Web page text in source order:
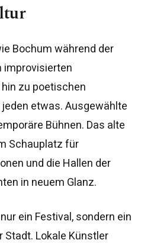
Bochum während der
improvisierten
zu poetischen
etwas. Ausgewählte
Bühnen. Das alte
Schauplatz für
und die Hallen der
in neuem Glanz.
ein Festival, sondern ein
Stadt. Lokale Künstler